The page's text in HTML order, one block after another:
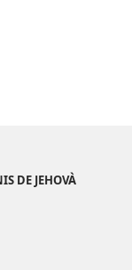
DE JEHOVÀ